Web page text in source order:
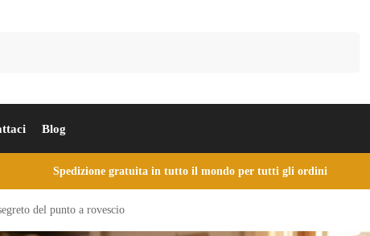
Blog
Spedizione gratuita in tutto il mondo per tutti gli ordini
del punto a rovescio